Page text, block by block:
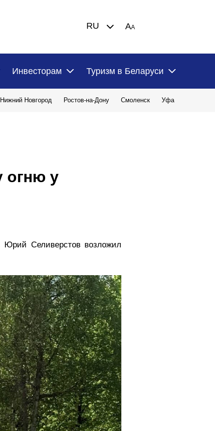
RU AA
Инвесторам Туризм в Беларуси
Нижний Новгород Ростов-на-Дону Смоленск Уфа
огню у
Селиверстов возложил